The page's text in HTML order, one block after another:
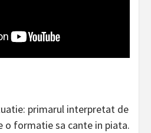
primarul interpretat de
o formatie sa cante in piata.